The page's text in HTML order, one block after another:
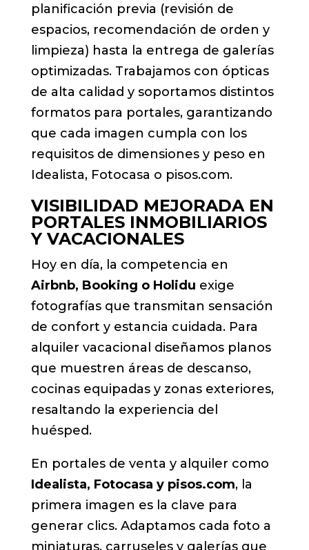
planificación previa (revisión de
espacios, recomendación de orden y
limpieza) hasta la entrega de galerías
optimizadas. Trabajamos con ópticas
de alta calidad y soportamos distintos
formatos para portales, garantizando
que cada imagen cumpla con los
requisitos de dimensiones y peso en
Idealista, Fotocasa o pisos.com.
VISIBILIDAD MEJORADA EN
PORTALES INMOBILIARIOS
Y VACACIONALES
Hoy en día, la competencia en
Airbnb, Booking o Holidu exige
fotografías que transmitan sensación
de confort y estancia cuidada. Para
alquiler vacacional diseñamos planos
que muestren áreas de descanso,
cocinas equipadas y zonas exteriores,
resaltando la experiencia del
huésped.
En portales de venta y alquiler como
Idealista, Fotocasa y pisos.com, la
primera imagen es la clave para
generar clics. Adaptamos cada foto a
miniaturas, carruseles y galerías que